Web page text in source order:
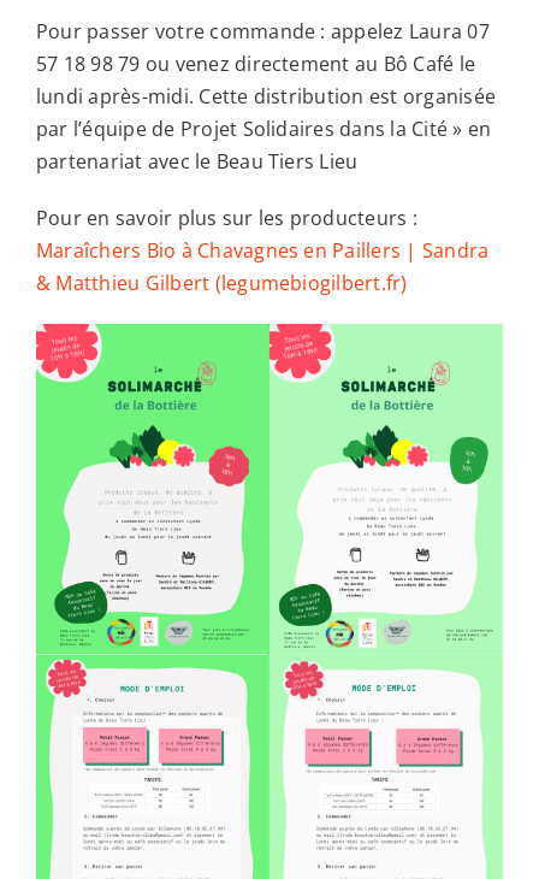
Pour passer votre commande : appelez Laura 07
57 18 98 79 ou venez directement au Bô Café le
lundi après-midi. Cette distribution est organisée
par l’équipe de Projet Solidaires dans la Cité » en
partenariat avec le Beau Tiers Lieu
Pour en savoir plus sur les producteurs :
Maraîchers Bio à Chavagnes en Paillers | Sandra
& Matthieu Gilbert (legumebiogilbert.fr)